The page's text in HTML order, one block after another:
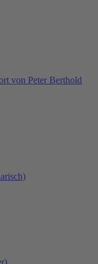
von Peter Berthold